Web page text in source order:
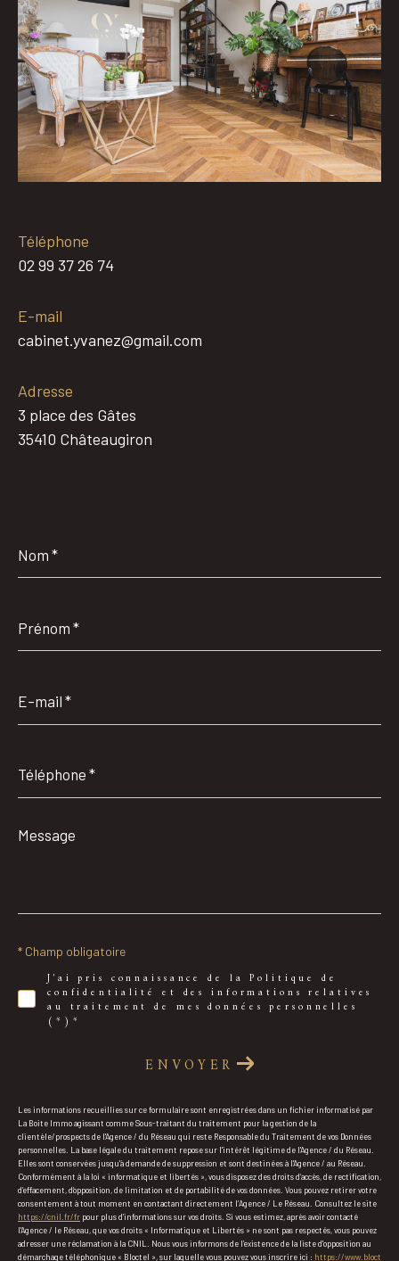
Téléphone
02 99 37 26 74
E-mail
cabinet.yvanez@gmail.com
Adresse
3 place des Gâtes
35410 Châteaugiron
*
*
mail
*
Message
*
J'ai pris connaissance de la Politique de
confidentialité et des informations relatives
au traitement de mes données personnelles
(*)*
* Champ obligatoire
ENVOYER
Les informations recueillies sur ce formulaire sont enregistrées dans un fichier informatisé par
La Boite Immo agissant comme Sous-traitant du traitement pour la gestion de la
clientèle/prospects de l'Agence / du Réseau qui reste Responsable du Traitement de vos Données
personnelles. La base légale du traitement repose sur l'intérêt légitime de l'Agence / du Réseau.
Elles sont conservées jusqu'à demande de suppression et sont destinées à l'Agence / au Réseau.
Conformément à la loi « informatique et libertés », vous disposez des droits d’accès, de rectification,
d’effacement, d’opposition, de limitation et de portabilité de vos données. Vous pouvez retirer votre
consentement à tout moment en contactant directement l’Agence / Le Réseau. Consultez le site
https://cnil.fr/fr pour plus d’informations sur vos droits. Si vous estimez, après avoir contacté
l'Agence / le Réseau, que vos droits « Informatique et Libertés » ne sont pas respectés, vous pouvez
adresser une réclamation à la CNIL. Nous vous informons de l’existence de la liste d'opposition au
démarchage téléphonique « Bloctel », sur laquelle vous pouvez vous inscrire ici : https://www.bloct